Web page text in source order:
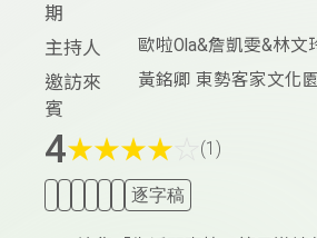
期
主持人 歐啦Ola&詹凱雯&林文
邀訪來
賓
黃銘卿 東勢客家文化
4★★★★ (1)
逐字稿